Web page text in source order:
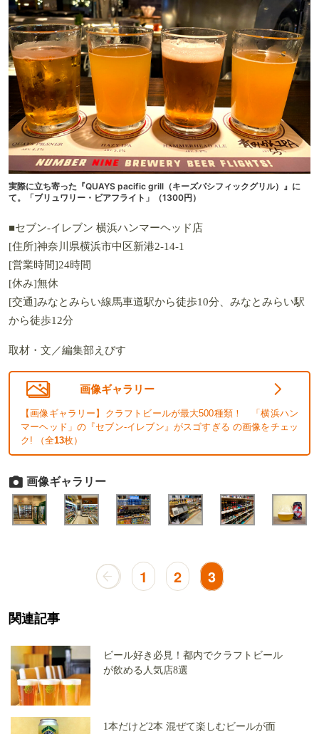
実際に立ち寄った『QUAYS pacific grill（キーズパシフィックグリル）』に
て。「ブリュワリー・ビアフライト」（1300円）
■セブン-イレブン 横浜ハンマーヘッド店
[住所]神奈川県横浜市中区新港2-14-1
[営業時間]24時間
[休み]無休
[交通]みなとみらい線馬車道駅から徒歩10分、みなとみらい駅
から徒歩12分
取材・文／編集部えびす
画像ギャラリー
【画像ギャラリー】クラフトビールが最大500種類！ 「横浜ハン
マーヘッド」の『セブン-イレブン』がスゴすぎる の画像をチェッ
ク! （全13枚）
画像ギャラリー
1 2 3
関連記事
ビール好き必見！都内でクラフトビール
が飲める人気店8選
1本だけど2本 混ぜて楽しむビールが面